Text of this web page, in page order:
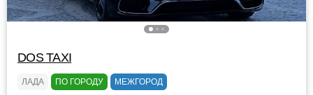
DOS TAXI
ЛАДА ПО ГОРОДУ МЕЖГОРОД